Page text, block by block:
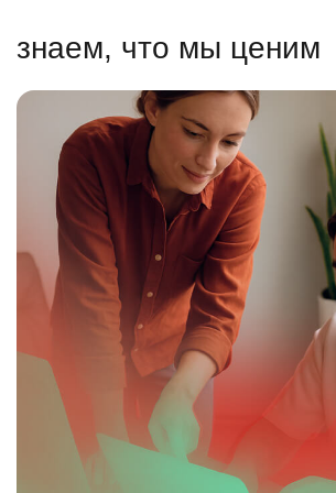
знаем, что мы ценим